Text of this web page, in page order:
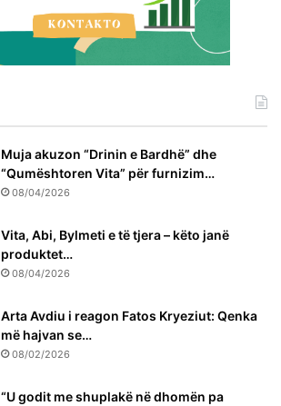
Muja akuzon “Drinin e Bardhë” dhe
“Qumështoren Vita” për furnizim…
08/04/2026
Vita, Abi, Bylmeti e të tjera – këto janë
produktet…
08/04/2026
Arta Avdiu i reagon Fatos Kryeziut: Qenka
më hajvan se…
08/02/2026
“U godit me shuplakë në dhomën pa